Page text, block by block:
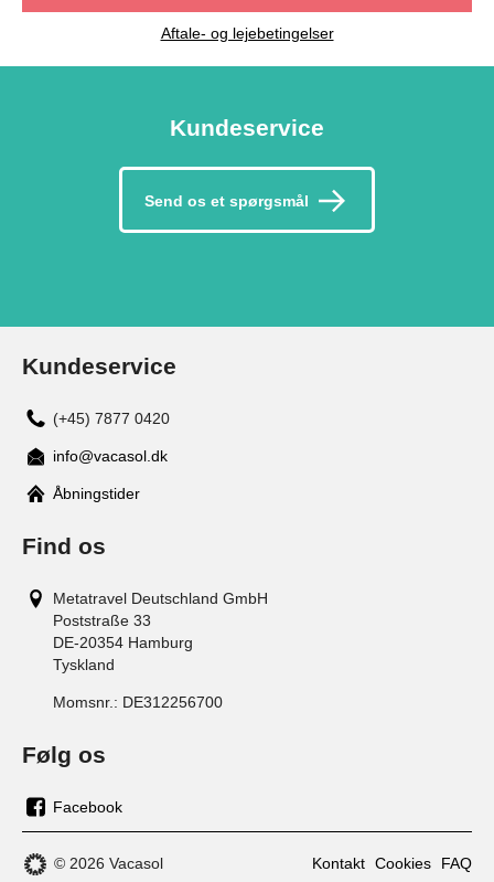
Aftale- og lejebetingelser
Kundeservice
Send os et spørgsmål
Kundeservice
(+45) 7877 0420
info@vacasol.dk
Åbningstider
Find os
Metatravel Deutschland GmbH
Poststraße 33
DE-20354 Hamburg
Tyskland
Momsnr.: DE312256700
Følg os
os
på
Facebook
© 2026 Vacasol Kontakt Cookies FAQ